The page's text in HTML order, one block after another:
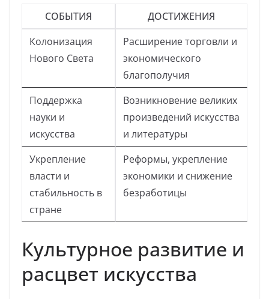
СОБЫТИЯ
ДОСТИЖЕНИЯ
Колонизация
Нового Света
Расширение торговли и
экономического
благополучия
Поддержка
науки и
искусства
Возникновение великих
произведений искусства
и литературы
Укрепление
власти и
стабильность в
стране
Реформы, укрепление
экономики и снижение
безработицы
Культурное развитие и
расцвет искусства